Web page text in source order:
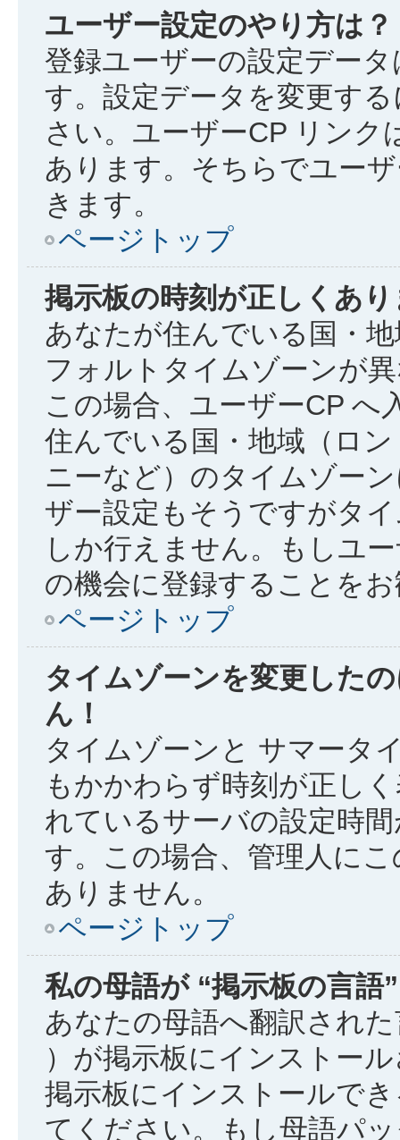
ユーザー設定のやり方は？
登録ユーザーの設定デー
す。設定データを変更す
さい。ユーザーCP リンク
あります。そちらでユー
きます。
ページトップ
掲示板の時刻が正しくあ
あなたが住んでいる国・
フォルトタイムゾーンが
この場合、ユーザーCP へ
住んでいる国・地域（ロ
ニーなど）のタイムゾー
ザー設定もそうですがタ
しか行えません。もしユ
の機会に登録することを
ページトップ
タイムゾーンを変更した
ん！
タイムゾーンと サマータ
もかかわらず時刻が正し
れているサーバの設定時
す。この場合、管理人に
ありません。
ページトップ
私の母語が “掲示板の言
あなたの母語へ翻訳され
）が掲示板にインストー
掲示板にインストールで
てください。もし母語パ